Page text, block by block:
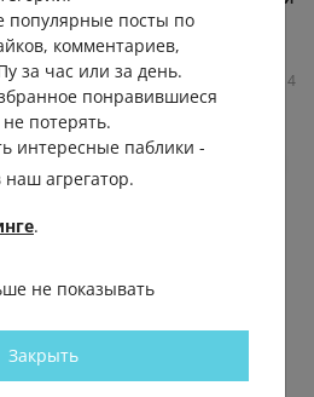
4
Новгород, он, как и...
Нижний Новгород
5.3К 4
популярные посты по
комментариев,
за час или за день.
понравившиеся
потерять.
интересные паблики -
наш агрегатор.
.
не показывать
Закрыть